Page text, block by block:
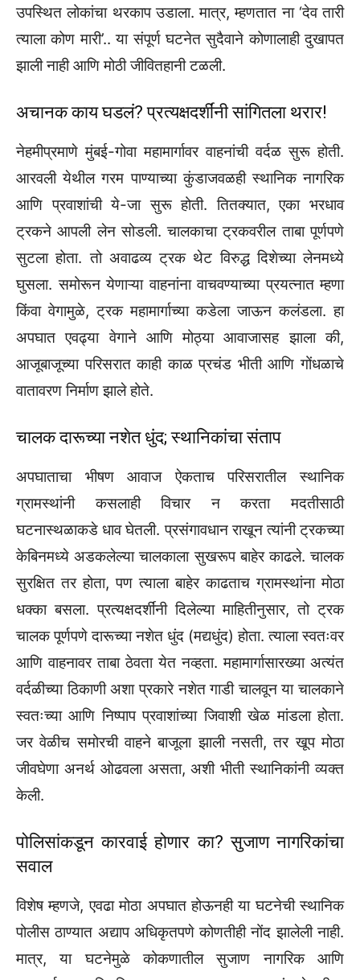
उपस्थित लोकांचा थरकाप उडाला. मात्र, म्हणतात ना ‘देव तारी
त्याला कोण मारी’.. या संपूर्ण घटनेत सुदैवाने कोणालाही दुखापत
झाली नाही आणि मोठी जीवितहानी टळली.
अचानक काय घडलं? प्रत्यक्षदर्शींनी सांगितला थरार!
नेहमीप्रमाणे मुंबई-गोवा महामार्गावर वाहनांची वर्दळ सुरू होती.
आरवली येथील गरम पाण्याच्या कुंडाजवळही स्थानिक नागरिक
आणि प्रवाशांची ये-जा सुरू होती. तितक्यात, एका भरधाव
ट्रकने आपली लेन सोडली. चालकाचा ट्रकवरील ताबा पूर्णपणे
सुटला होता. तो अवाढव्य ट्रक थेट विरुद्ध दिशेच्या लेनमध्ये
घुसला. समोरून येणाऱ्या वाहनांना वाचवण्याच्या प्रयत्नात म्हणा
किंवा वेगामुळे, ट्रक महामार्गाच्या कडेला जाऊन कलंडला. हा
अपघात एवढ्या वेगाने आणि मोठ्या आवाजासह झाला की,
आजूबाजूच्या परिसरात काही काळ प्रचंड भीती आणि गोंधळाचे
वातावरण निर्माण झाले होते.
चालक दारूच्या नशेत धुंद; स्थानिकांचा संताप
अपघाताचा भीषण आवाज ऐकताच परिसरातील स्थानिक
ग्रामस्थांनी कसलाही विचार न करता मदतीसाठी
घटनास्थळाकडे धाव घेतली. प्रसंगावधान राखून त्यांनी ट्रकच्या
केबिनमध्ये अडकलेल्या चालकाला सुखरूप बाहेर काढले. चालक
सुरक्षित तर होता, पण त्याला बाहेर काढताच ग्रामस्थांना मोठा
धक्का बसला. प्रत्यक्षदर्शींनी दिलेल्या माहितीनुसार, तो ट्रक
चालक पूर्णपणे दारूच्या नशेत धुंद (मद्यधुंद) होता. त्याला स्वतःवर
आणि वाहनावर ताबा ठेवता येत नव्हता. महामार्गासारख्या अत्यंत
वर्दळीच्या ठिकाणी अशा प्रकारे नशेत गाडी चालवून या चालकाने
स्वतःच्या आणि निष्पाप प्रवाशांच्या जिवाशी खेळ मांडला होता.
जर वेळीच समोरची वाहने बाजूला झाली नसती, तर खूप मोठा
जीवघेणा अनर्थ ओढवला असता, अशी भीती स्थानिकांनी व्यक्त
केली.
पोलिसांकडून कारवाई होणार का? सुजाण नागरिकांचा
सवाल
विशेष म्हणजे, एवढा मोठा अपघात होऊनही या घटनेची स्थानिक
पोलीस ठाण्यात अद्याप अधिकृतपणे कोणतीही नोंद झालेली नाही.
मात्र, या घटनेमुळे कोकणातील सुजाण नागरिक आणि